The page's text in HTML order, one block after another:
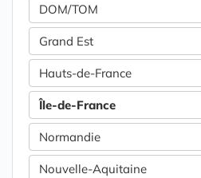
DOM/TOM
Grand Est
Hauts-de-France
Île-de-France
Normandie
Nouvelle-Aquitaine